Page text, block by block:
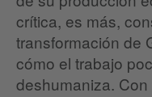
crítica, es más,
transformación de
cómo el trabajo
deshumaniza.